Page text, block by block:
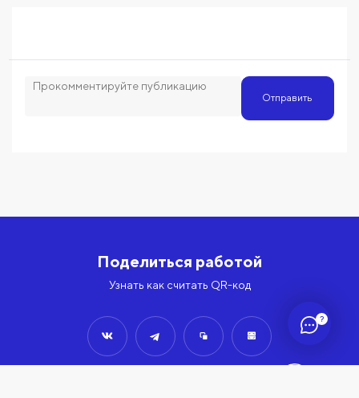
?
Отправить
Поделиться работой
Узнать как считать QR-код